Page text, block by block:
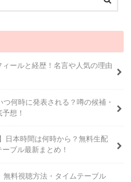
ールと経歴！名言や人気の理由
つ何時に発表される？噂の候補・
想！
日本時間は何時から？無料生配
ブル最新まとめ！
無料視聴方法・タイムテーブル